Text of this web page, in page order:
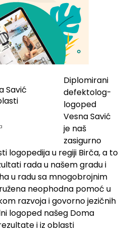
Diplomirani
defektolog-
logoped
Vesna Savić
je naš
zasigurno
logopedija u regiji Birča, a to
rada u našem gradu i
u radu sa mnogobrojnim
neophodna pomoć u
razvoja i govorno jezičnih
logoped našeg Doma
i iz oblasti